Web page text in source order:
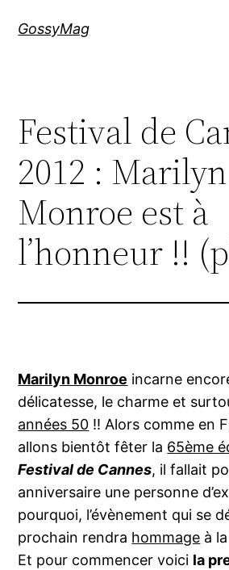
GossyMag
Festival de
2012 : Marilyn
Monroe est à
l’honneur !!
Marilyn Monroe incarne
délicatesse, le charme et
années 50 !! Alors comme en
allons bientôt fêter la 65ème
Festival de Cannes, il fallait
anniversaire une personne
pourquoi, l’évènement qui se
prochain rendra hommage à
Et pour commencer voici la